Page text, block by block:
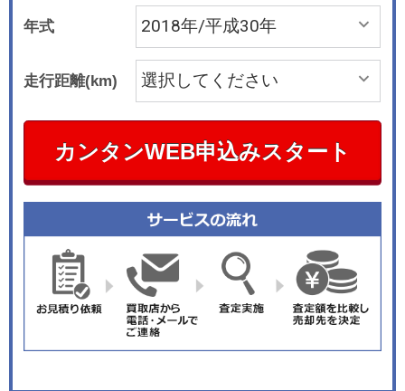
年式
走行距離(km)
カンタンWEB申込みスタート